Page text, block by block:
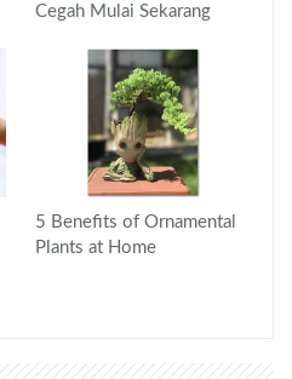
Cegah Mulai Sekarang
5 Benefits of Ornamental
Plants at Home